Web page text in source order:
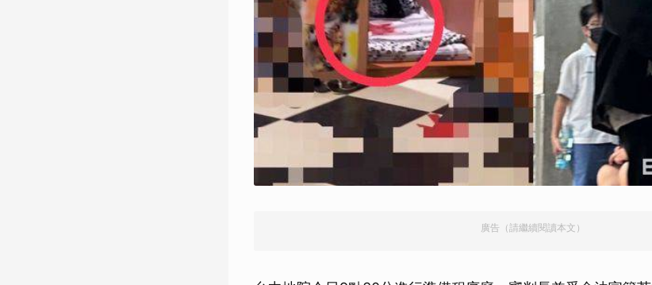
廣告（請繼續閱讀本文）